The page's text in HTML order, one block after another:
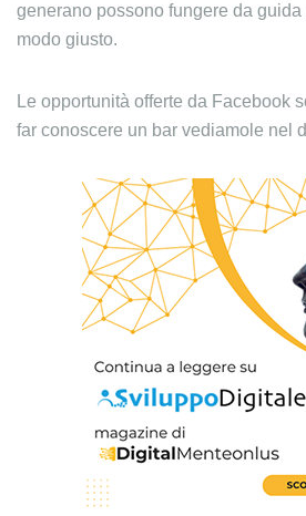
generano possono fungere da guida
modo giusto.
Le opportunità offerte da Facebook
far conoscere un bar vediamole nel